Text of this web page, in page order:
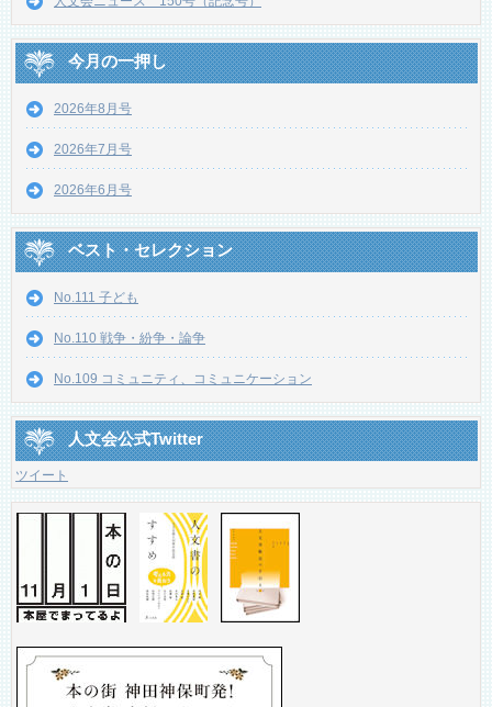
今月の一押し
2026年8月号
2026年7月号
2026年6月号
ベスト・セレクション
No.111 子ども
No.110 戦争・紛争・論争
No.109 コミュニティ、コミュニケーション
人文会公式Twitter
ツイート